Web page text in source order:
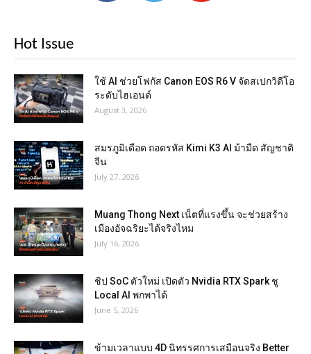
Hot Issue
ใช้ AI ช่วยโฟกัส Canon EOS R6 V จัดสเปกวิดีโอ
ระดับไฮเอนด์
August 3, 2026
สมรภูมิเดือด ถอดรหัส Kimi K3 AI ม้ามืด สัญชาติ
จีน
July 27, 2026
Muang Thong Next เน็ตที่แรงขึ้น จะช่วยสร้าง
เมืองอัจฉริยะได้จริงไหม
July 16, 2026
ชิป SoC ตัวใหม่ เปิดตัว Nvidia RTX Spark ชู
Local AI พกพาได้
June 5, 2026
ข้ามเวลาแบบ 4D นิทรรศการเสมือนจริง Better